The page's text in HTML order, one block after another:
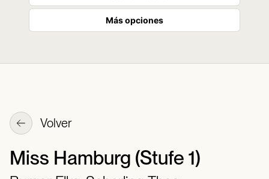
Más opciones
Volver
Miss Hamburg (Stufe 1)